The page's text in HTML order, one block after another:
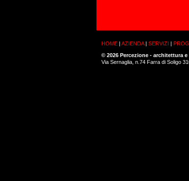
HOME | AZIENDA| SERVIZI |
© 2026 Percezione - architettura
Via Sernaglia, n.74 Farra di Soligo